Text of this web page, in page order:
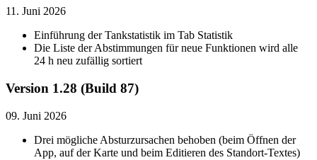
11. Juni 2026
Einführung der Tankstatistik im Tab Statistik
Die Liste der Abstimmungen für neue Funktionen wird alle
24 h neu zufällig sortiert
Version 1.28 (Build 87)
09. Juni 2026
Drei mögliche Absturzursachen behoben (beim Öffnen der
App, auf der Karte und beim Editieren des Standort-Textes)